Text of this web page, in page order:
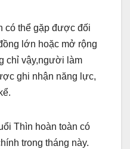
có thể gặp được đối
lớn hoặc mở rộng
chỉ vậy,người làm
ghi nhận năng lực,
Thìn hoàn toàn có
trong tháng này.